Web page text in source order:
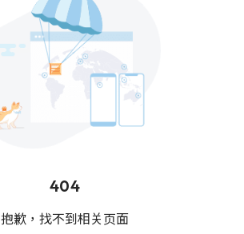
404
抱歉，找不到相关页面